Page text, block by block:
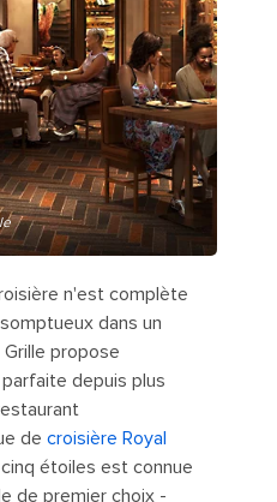
n'est complète
dans un
propose
depuis plus
de croisière Royal
étoiles est connue
de premier choix -